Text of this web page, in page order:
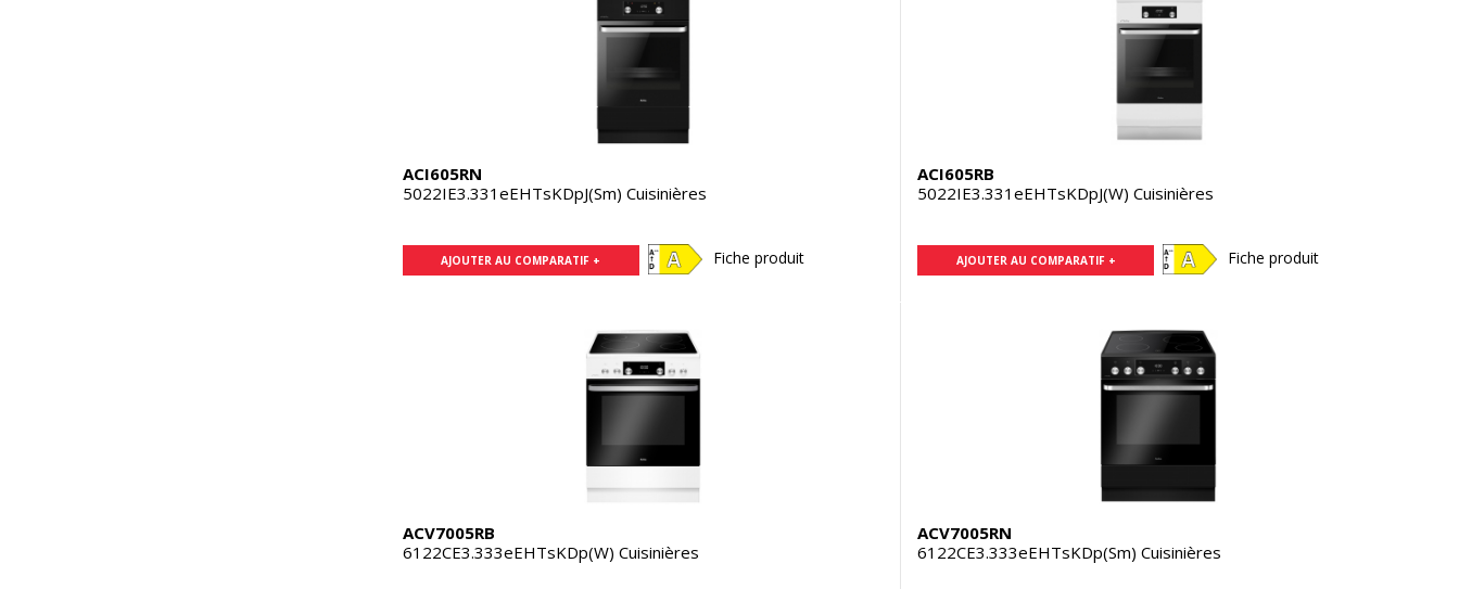
ACI605RN
5022IE3.331eEHTsKDpJ(Sm) Cuisinières
AJOUTER AU COMPARATIF + Fiche produit
ACI605RB
5022IE3.331eEHTsKDpJ(W) Cuisinières
AJOUTER AU COMPARATIF + Fiche produit
ACV7005RB
6122CE3.333eEHTsKDp(W) Cuisinières
ACV7005RN
6122CE3.333eEHTsKDp(Sm) Cuisinières